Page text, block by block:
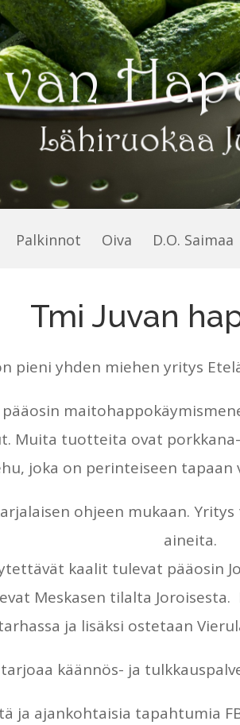
Palkinnot Oiva D.O. Saimaa
Tmi Juvan
pieni yhden miehen yritys
pääosin
Muita tuotteita ovat
joka on perinteiseen
ohjeen mukaan.
aineita.
kaalit tulevat pääosin
Meskasen tilalta
ja lisäksi ostetaan
käännös- ja
ja ajankohtaisia tapahtumia